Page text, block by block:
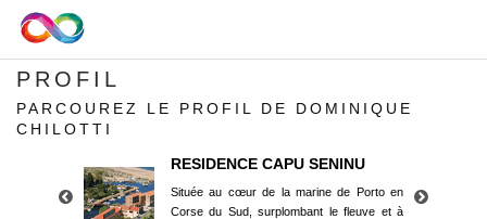
PROFIL
PARCOUREZ LE PROFIL DE DOMINIQUE
CHILOTTI
RESIDENCE CAPU SENINU
Située au cœur de la marine de Porto en
Corse du Sud, surplombant le fleuve et à